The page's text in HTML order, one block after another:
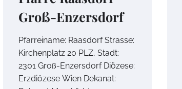
Groß-Enzersdorf
Pfarreiname: Raasdorf Strasse:
Kirchenplatz 20 PLZ, Stadt:
2301 Groß-Enzersdorf Diözese:
Erzdiözese Wien Dekanat: